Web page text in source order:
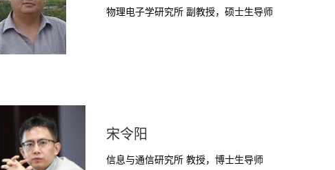
物理电子学研究所 副教授，硕士生导师
宋令阳
信息与通信研究所 教授，博士生导师